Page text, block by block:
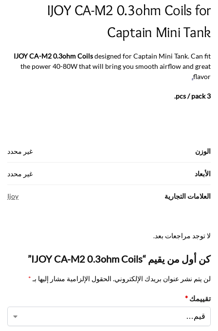
IJOY CA-M2 0.3ohm Coils for
Captain Mini Tank
IJOY CA-M2 0.3ohm Coilsdesigned for Captain Mini Tank. Can fit
the power 40-80W that will bring you smooth airflow and great
flavor
.
3 pcs / pack.
الوزن غير محدد
الأبعاد غير محدد
العلامات التجارية Ijoy
لا توجد مراجعات بعد.
كن أول من يقيم “IJOY CA-M2 0.3ohm Coils”
لن يتم نشر عنوان بريدك الإلكتروني. الحقول الإلزامية مشار إليها بـ *
تقييمك *